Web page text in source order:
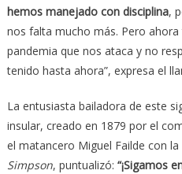
hemos manejado con disciplina,
nos falta mucho más. Pero
pandemia que nos ataca y no
tenido hasta ahora”, expresa el
La entusiasta bailadora de este
insular, creado en 1879 por el
el matancero Miguel Failde con
Simpson, puntualizó: “¡Sigamos